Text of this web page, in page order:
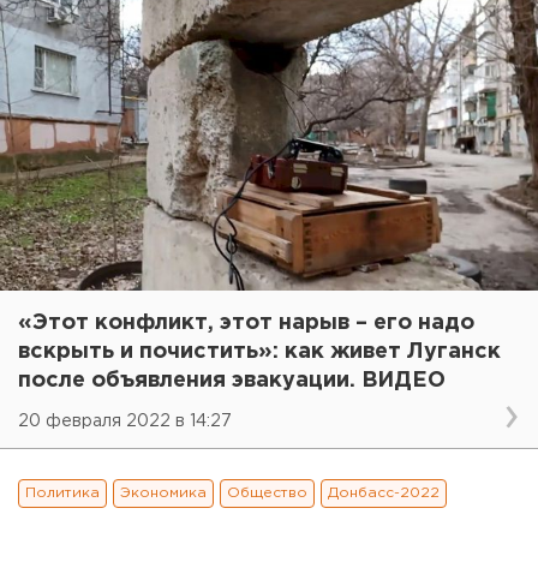
«Этот конфликт, этот нарыв – его надо
вскрыть и почистить»: как живет Луганск
после объявления эвакуации. ВИДЕО
20 февраля 2022 в 14:27
Политика Экономика Общество Донбасс-2022